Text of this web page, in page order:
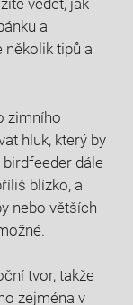
vědět, jak
a
několik tipů a
zimního
hluk, který by
dále
blízko, a
nebo větších
tvor, takže
zejména v